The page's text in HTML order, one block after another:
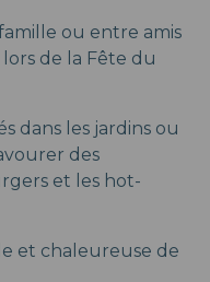
ou entre amis
de la Fête du
dans les jardins ou
des
et les hot-
et chaleureuse de